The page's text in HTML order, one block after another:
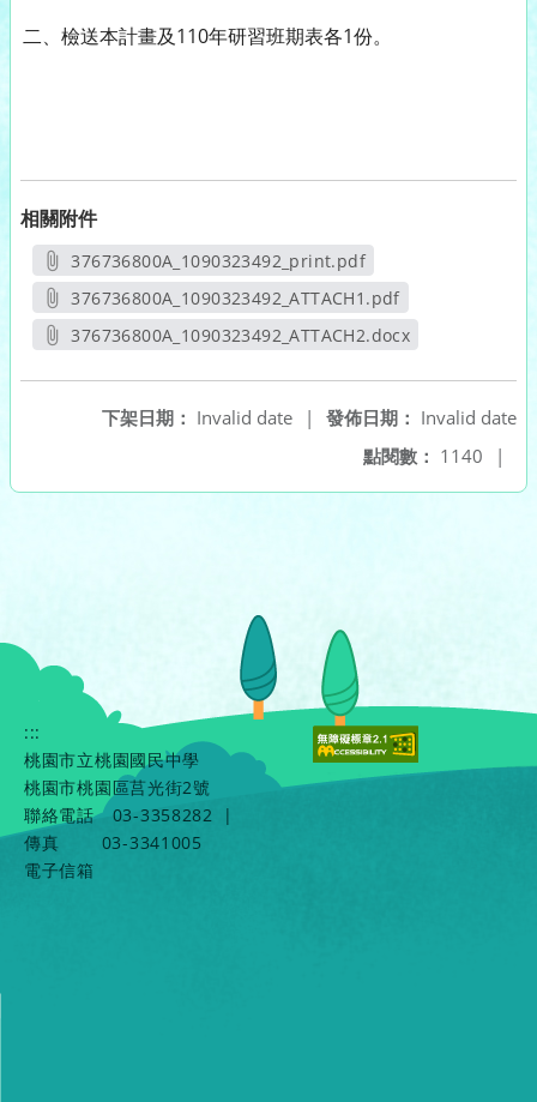
二、檢送本計畫及110年研習班期表各1份。
相關附件
376736800A_1090323492_print.pdf
另開新視窗
376736800A_1090323492_ATTACH1.pdf
另開新視窗
376736800A_1090323492_ATTACH2.docx
發佈日期： Invalid date
下架日期： Invalid date
|
點閱數： 1140 |
:::
桃園市立桃園國民中學
桃園市桃園區莒光街2號
聯絡電話
03-3358282
|
傳真
03-3341005
電子信箱